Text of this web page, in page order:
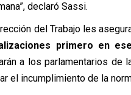
declaró Sassi.
del Trabajo les
primero en
a los parlamentarios de
el incumplimiento de la